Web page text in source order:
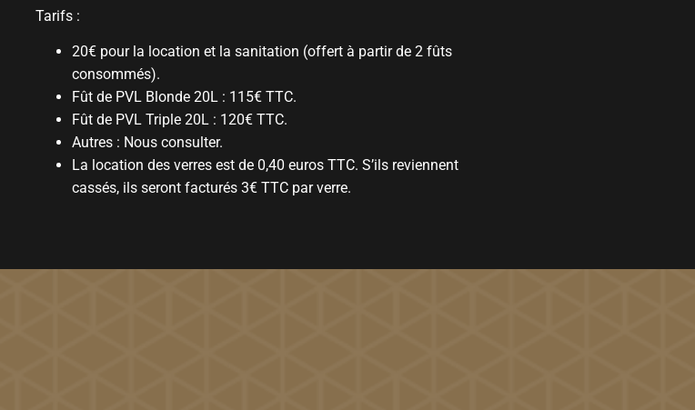
Tarifs :
20€ pour la location et la sanitation (offert à partir de 2 fûts
consommés).
Fût de PVL Blonde 20L : 115€ TTC.
Fût de PVL Triple 20L : 120€ TTC.
Autres : Nous consulter.
La location des verres est de 0,40 euros TTC. S’ils reviennent
cassés, ils seront facturés 3€ TTC par verre.